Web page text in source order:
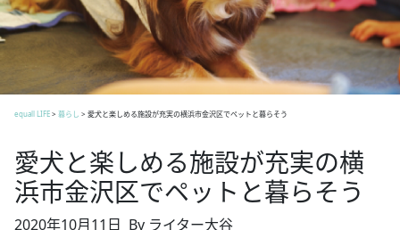
equall LIFE> 暮らし > 愛犬と楽しめる施設が充実の横浜市金沢区でペットと暮らそう
愛犬と楽しめる施設が充実の横
浜市金沢区でペットと暮らそう
2020年10月11日 By ライター大谷